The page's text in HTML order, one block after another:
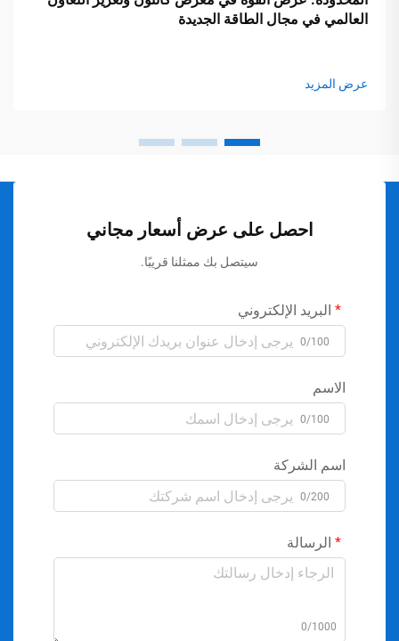
العالمي في مجال الطاقة الجديدة
عرض المزيد
احصل على عرض أسعار مجاني
سيتصل بك ممثلنا قريبًا.
البريد الإلكتروني
0/100
الاسم
0/100
اسم الشركة
0/200
الرسالة
0/1000